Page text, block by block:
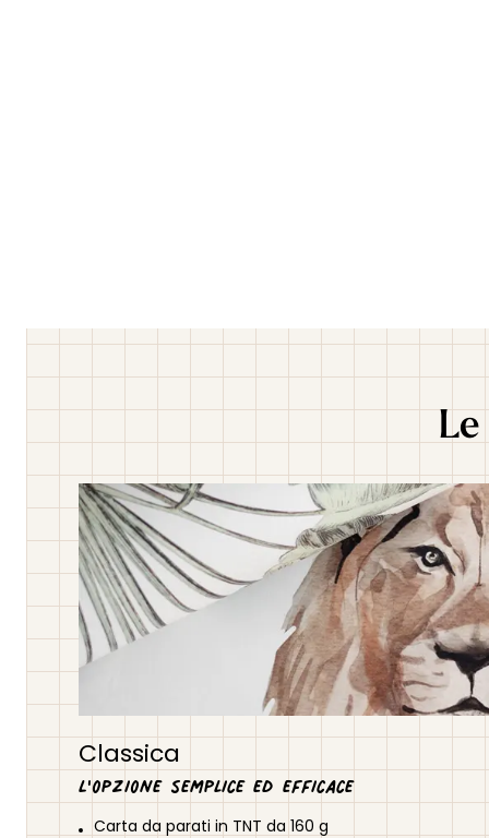
Classica
L'opzione semplice ed efficace
Carta da parati in TNT da 160 g